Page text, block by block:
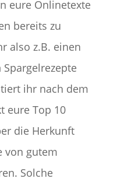
eure Onlinetexte
bereits zu
also z.B. einen
ihr nach dem
eure Top 10
die Herkunft
von gutem
Solche